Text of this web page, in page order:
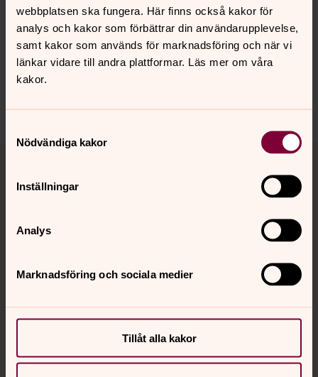
webbplatsen ska fungera. Här finns också kakor för
analys och kakor som förbättrar din användarupplevelse,
samt kakor som används för marknadsföring och när vi
länkar vidare till andra plattformar. Läs mer om våra
kakor.
Nödvändiga kakor
Inställningar
Analys
Marknadsföring och sociala medier
Tillåt alla kakor
Synpunkter eller frågor på sidans
innehåll?
ostravikbolandets.pastorat@svenskakyrkan.se
Tillbaka till toppen
Tillbaka till innehållet
Kalender
Hitta snabbt